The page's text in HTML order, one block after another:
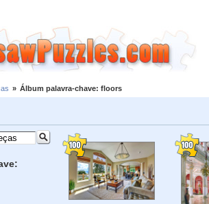
» Álbum palavra-chave: floors